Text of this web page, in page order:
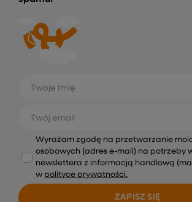
Twoje Imię
Twój email
Wyrażam zgodę na przetwarzanie
osobowych (adres e-mail) na potrzeby
newslettera z informacją handlową
w polityce prywatności.
ZAPISZ SIĘ